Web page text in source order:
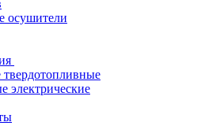
осушители
электрические